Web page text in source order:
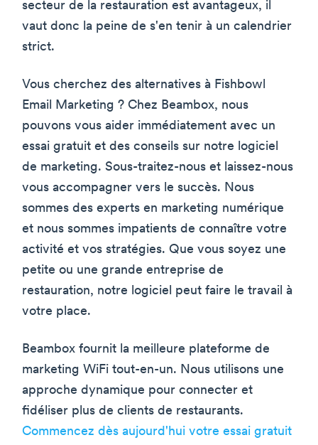
secteur de la restauration est avantageux, il
vaut donc la peine de s'en tenir à un calendrier
strict.
Vous cherchez des alternatives à Fishbowl
Email Marketing ? Chez Beambox, nous
pouvons vous aider immédiatement avec un
essai gratuit et des conseils sur notre logiciel
de marketing. Sous-traitez-nous et laissez-nous
vous accompagner vers le succès. Nous
sommes des experts en marketing numérique
et nous sommes impatients de connaître votre
activité et vos stratégies. Que vous soyez une
petite ou une grande entreprise de
restauration, notre logiciel peut faire le travail à
votre place.
Beambox fournit la meilleure plateforme de
marketing WiFi tout-en-un. Nous utilisons une
approche dynamique pour connecter et
fidéliser plus de clients de restaurants.
Commencez dès aujourd'hui votre essai gratuit